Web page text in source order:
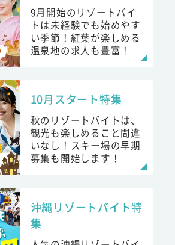
9月開始のリゾートバイ
トは未経験でも始めやす
い季節！紅葉が楽しめる
温泉地の求人も豊富！
10月スタート特集
秋のリゾートバイトは、
観光も楽しめること間違
いなし！スキー場の早期
募集も開始します！
沖縄リゾートバイト特
集